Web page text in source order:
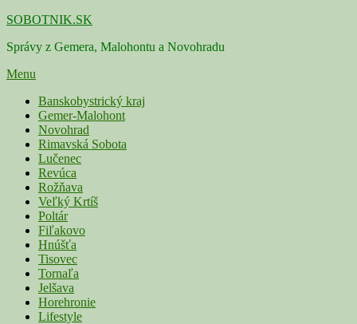
Skip
content
SOBOTNIK.SK
Správy z Gemera, Malohontu a Novohradu
Menu
Primárne
menu
Banskobystrický kraj
Gemer-Malohont
Novohrad
Rimavská Sobota
Lučenec
Revúca
Rožňava
Veľký Krtíš
Poltár
Fiľakovo
Hnúšťa
Tisovec
Tornaľa
Jelšava
Horehronie
Lifestyle